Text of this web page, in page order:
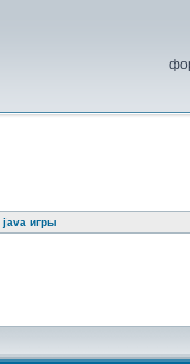
java игры